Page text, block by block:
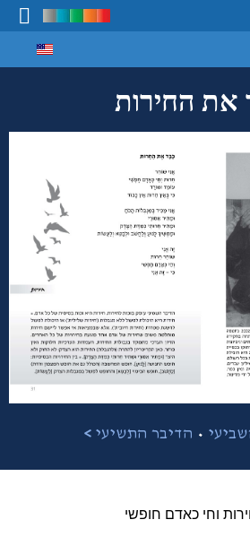
את החירות
• הדיבר התשיעי >
וחי כאדם חופשי